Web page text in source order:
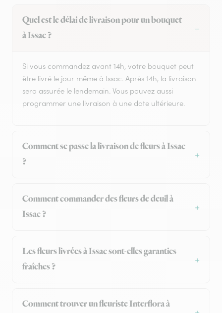
Quel est le délai de livraison pour un bouquet
à Issac ?
Si vous commandez avant 14h, votre bouquet peut
être livré le jour même à Issac. Après 14h, la livraison
sera assurée le lendemain. Vous pouvez aussi
programmer une livraison à une date ultérieure.
Comment se passe la livraison de fleurs à Issac
?
Comment commander des fleurs de deuil à
Issac ?
Les fleurs livrées à Issac sont-elles garanties
fraîches ?
Comment trouver un fleuriste Interflora à